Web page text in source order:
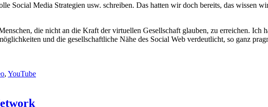
Social Media Strategien usw. schreiben. Das hatten wir doch bereits, das wissen
die nicht an die Kraft der virtuellen Gesellschaft glauben, zu erreichen. Ich
und die gesellschaftliche Nähe des Social Web verdeutlicht, so ganz
, YouTube